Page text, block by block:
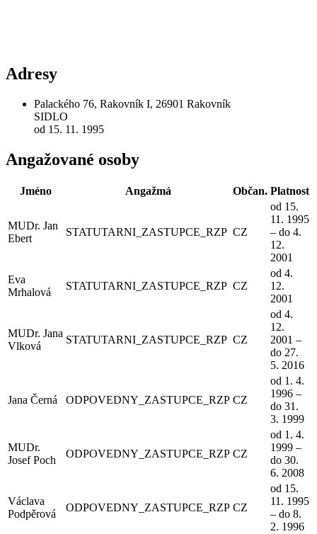
Adresy
Palackého 76, Rakovník I, 26901 Rakovník
SIDLO
od 15. 11. 1995
Angažované osoby
Jméno Angažmá Občan. Platnost
MUDr. Jan
Ebert
STATUTARNI_ZASTUPCE_RZP CZ
od 15.
11. 1995
– do 4.
12.
2001
Eva
Mrhalová
STATUTARNI_ZASTUPCE_RZP CZ
od 4.
12.
2001
MUDr. Jana
Vlková
STATUTARNI_ZASTUPCE_RZP CZ
od 4.
12.
2001 –
do 27.
5. 2016
Jana Černá ODPOVEDNY_ZASTUPCE_RZP CZ
od 1. 4.
1996 –
do 31.
3. 1999
MUDr.
Josef Poch
ODPOVEDNY_ZASTUPCE_RZP CZ
od 1. 4.
1999 –
do 30.
6. 2008
Václava
Podpěrová
ODPOVEDNY_ZASTUPCE_RZP CZ
od 15.
11. 1995
– do 8.
2. 1996